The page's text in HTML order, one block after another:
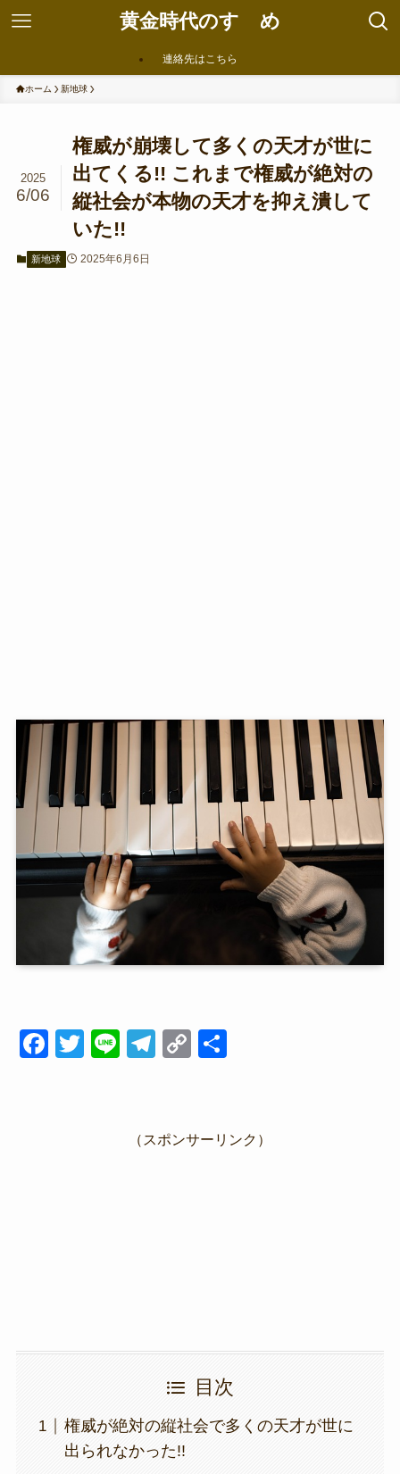
黄金時代のすゝめ
連絡先はこちら
ホーム 新地球
権威が崩壊して多くの天才が世に
出てくる!! これまで権威が絶対の
縦社会が本物の天才を抑え潰して
いた!!
2025
6/06
新地球 2025年6月6日
F
T
Li
T
gr
C
y
Li
（スポンサーリンク）
目次
権威が絶対の縦社会で多くの天才が世に
出られなかった!!